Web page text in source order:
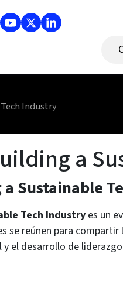
Industry
a
Sustainable
Tech Industry es un
se reúnen para
el desarrollo de